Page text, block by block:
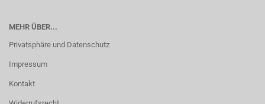
MEHR ÜBER...
Privatsphäre und Datenschutz
Impressum
Kontakt